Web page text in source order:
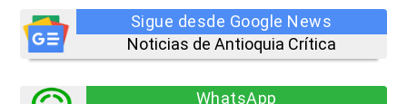
Sigue desde Google News
Noticias de Antioquia Crítica
WhatsApp